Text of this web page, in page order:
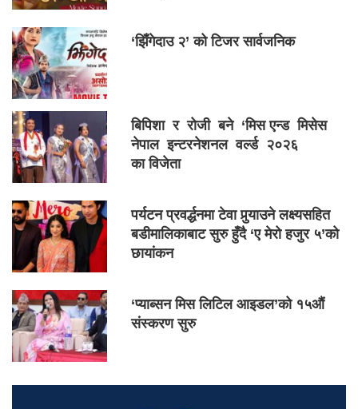
‘झिँगेदाउ २’ को टिजर सार्वजनिक
बिपिशा र रोजी बने ‘मिस एन्ड मिसेस
नेपाल इन्टरनेशनल वर्ल्ड २०२६
का विजेता
पर्यटन प्रवर्द्धनमा टेवा पुर्‍याउने लक्ष्यसहित
बडीमालिकाबाट सुरु हुँदै ‘ए मेरो हजुर ५’को
छायांकन
‘प्याब्सन मिस लिटिल आइडल’को १५औं
संस्करण सुरु